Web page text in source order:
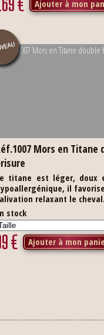
Ajouter à mon
Mors en Titane
titane est léger, doux
il
relaxant le
stock
€ Ajouter à mon